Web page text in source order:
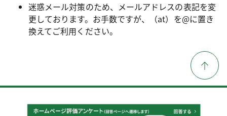
迷惑メール対策のため、メールアドレスの表記を変
更しております。お手数ですが、（at）を@に置き
換えてご利用ください。